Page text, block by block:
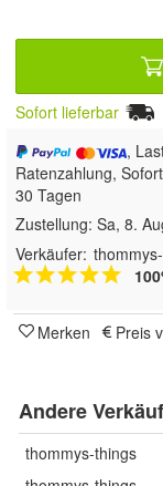
Sofort lieferbar
,
Ratenzahlung,
30 Tagen
Zustellung: Sa, 8.
Verkäufer:
Merken Preis
Andere
thommys-things